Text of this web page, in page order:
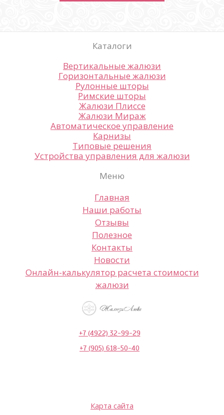
Каталоги
Вертикальные жалюзи
Горизонтальные жалюзи
Рулонные шторы
Римские шторы
Жалюзи Плиссе
Жалюзи Мираж
Автоматическое управление
Карнизы
Типовые решения
Устройства управления для жалюзи
Меню
Главная
Наши работы
Отзывы
Полезное
Контакты
Новости
Онлайн-калькулятор расчета стоимости
жалюзи
+7 (4922) 32-99-29
+7 (905) 618-50-40
Карта сайта